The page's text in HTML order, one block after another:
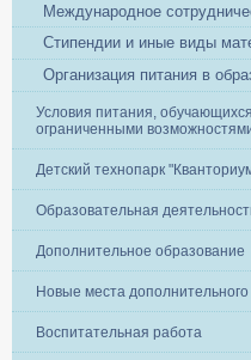
Международное
Стипендии и иные виды
Организация питания в
Условия питания,
ограниченными
Детский технопарк
Образовательная
Дополнительное образование
Новые места
Воспитательная работа